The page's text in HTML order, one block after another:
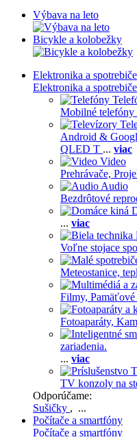
Výbava na leto
Bicykle a kolobežky
Elektronika a spotrebiče
Elektronika a spotrebiče
Mobilné
Android &
QLED T ... viac
Video
Prehrávače,
Audio
Bezdrôtové
... viac
Voľne stojace
Meteostanice,
Filmy, Pamäťové
Fotoaparáty,
zariadenia.
... viac
TV konzoly na
Odporúčame:
Sušičky , ...
Počítače a smartfóny
Počítače a smartfóny